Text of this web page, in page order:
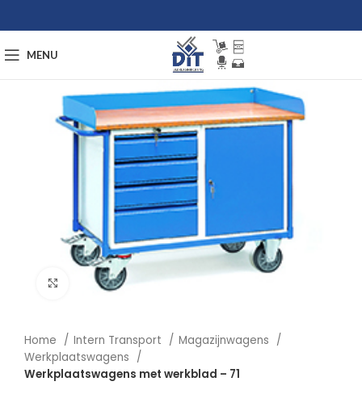
MENU
Afbeelding vergroten
Home Intern Transport
Magazijnwagens
Werkplaatswagens
Werkplaatswagens met werkblad – 71